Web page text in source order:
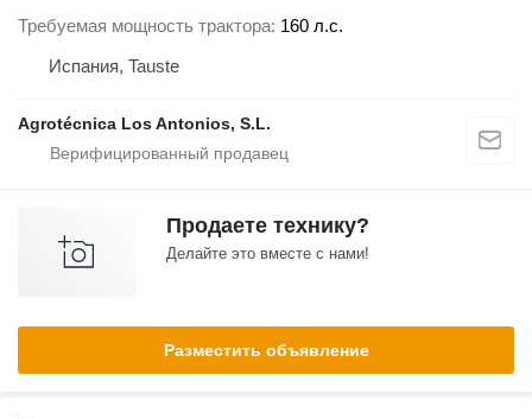
Требуемая мощность трактора 160 л.с.
Испания, Tauste
Agrotécnica Los Antonios, S.L.
Продаете технику?
Делайте это вместе с нами!
Разместить объявление